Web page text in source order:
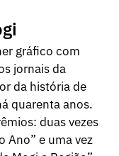
gráfico com
jornais da
da história de
quarenta anos.
duas vezes
Ano” e uma vez